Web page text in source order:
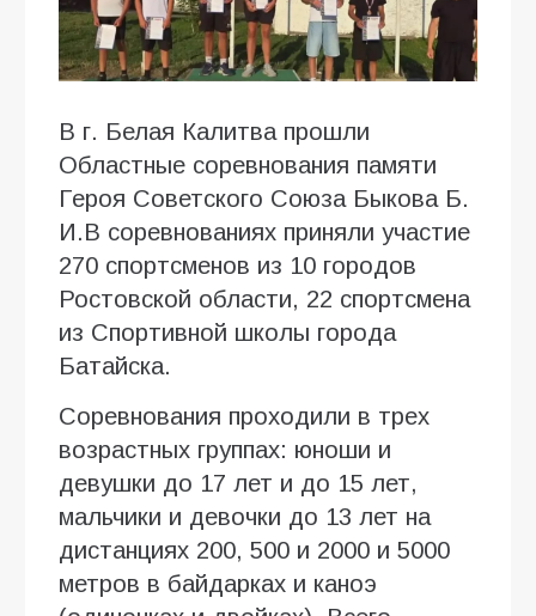
В г. Белая Калитва прошли
Областные соревнования памяти
Героя Советского Союза Быкова Б.
И.В соревнованиях приняли участие
270 спортсменов из 10 городов
Ростовской области, 22 спортсмена
из Спортивной школы города
Батайска.
Соревнования проходили в трех
возрастных группах: юноши и
девушки до 17 лет и до 15 лет,
мальчики и девочки до 13 лет на
дистанциях 200, 500 и 2000 и 5000
метров в байдарках и каноэ